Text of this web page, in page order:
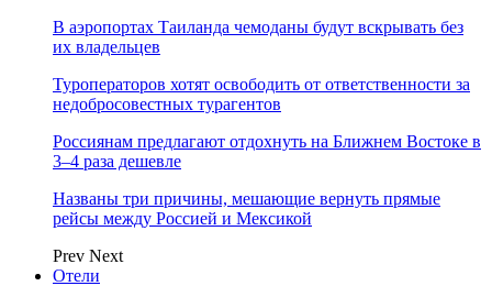
В аэропортах Таиланда чемоданы будут вскрывать без
их владельцев
Туроператоров хотят освободить от ответственности за
недобросовестных турагентов
Россиянам предлагают отдохнуть на Ближнем Востоке в
3–4 раза дешевле
Названы три причины, мешающие вернуть прямые
рейсы между Россией и Мексикой
Prev Next
Отели